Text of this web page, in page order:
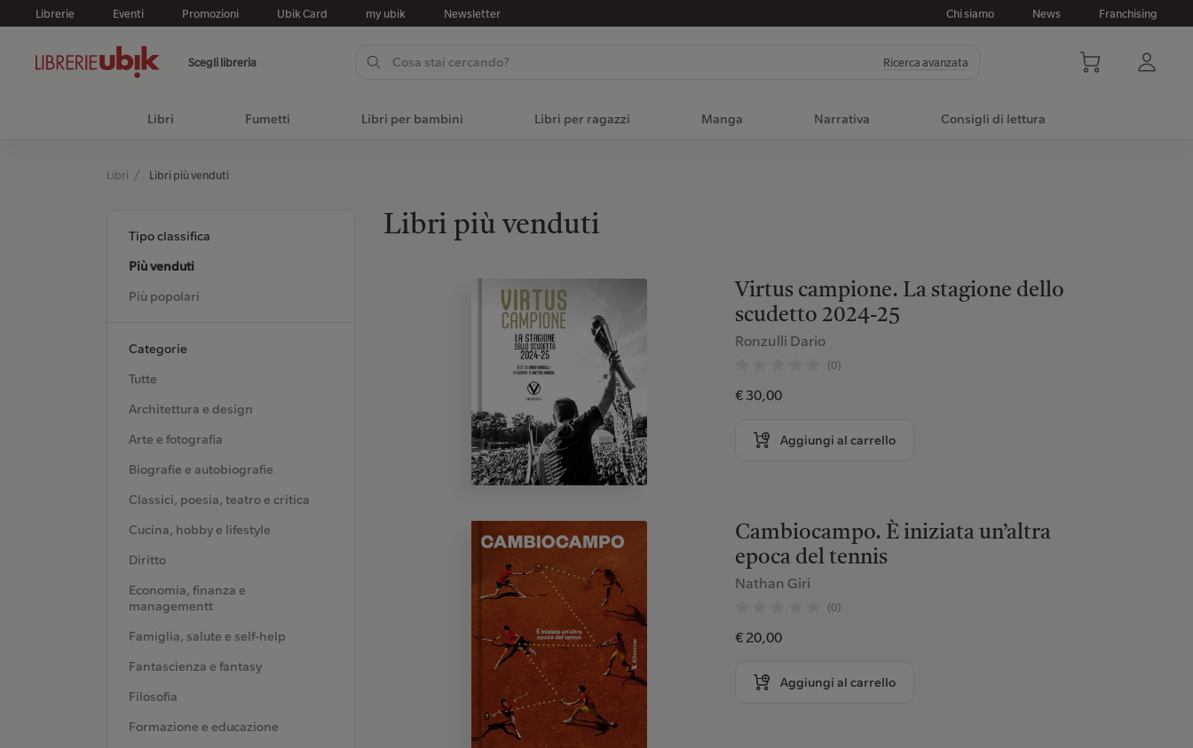
Librerie Eventi Promozioni Ubik Card my ubik Newsletter Chi siamo News Franchising
Scegli libreria Ricerca avanzata
Libri Fumetti Libri per bambini Libri per ragazzi Manga Narrativa Consigli di lettura
Libri Libri più venduti
Tipo classifica
Più venduti
Più popolari
Categorie
Tutte
Architettura e design
Arte e fotografia
Biografie e autobiografie
Classici, poesia, teatro e critica
Cucina, hobby e lifestyle
Diritto
Economia, finanza e
managementt
Famiglia, salute e self-help
Fantascienza e fantasy
Filosofia
Formazione e educazione
Libri più venduti
Virtus campione. La stagione dello
scudetto 2024-25
Ronzulli Dario
(0)
€ 30,00
Aggiungi al carrello
Cambiocampo. È iniziata un’altra
epoca del tennis
Nathan Giri
(0)
€ 20,00
Aggiungi al carrello